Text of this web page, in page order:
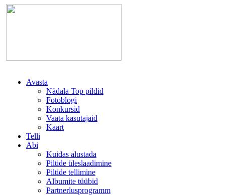
Avasta
Nädala Top pildid
Fotoblogi
Konkursid
Vaata kasutajaid
Kaart
Telli
Abi
Kuidas alustada
Piltide üleslaadimine
Piltide tellimine
Albumite tüübid
Partnerlusprogramm